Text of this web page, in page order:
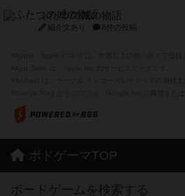
ふたつの城の物語
紹介文あり 6件の投稿
ボドゲーマTOP
ボードゲームを検索する